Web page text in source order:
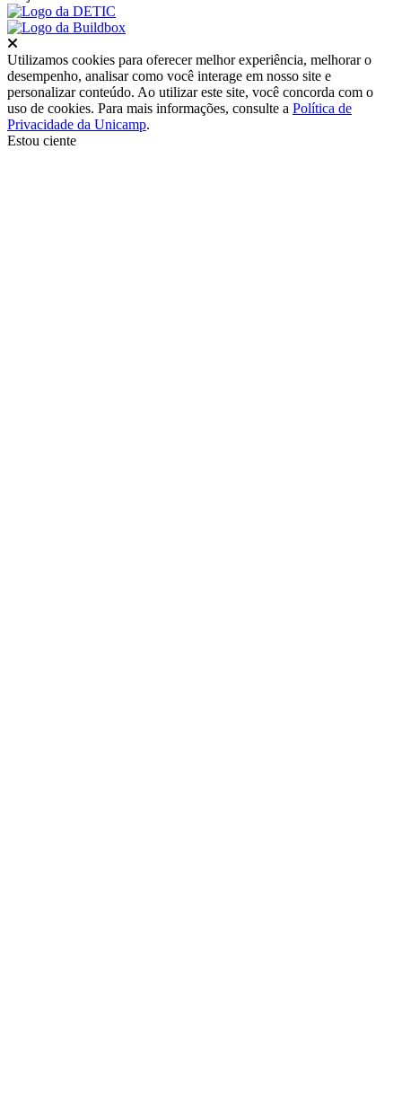
Utilizamos cookies para oferecer melhor experiência, melhorar o
desempenho, analisar como você interage em nosso site e
personalizar conteúdo. Ao utilizar este site, você concorda com o
uso de cookies. Para mais informações, consulte a Política de
Privacidade da Unicamp.
Estou ciente